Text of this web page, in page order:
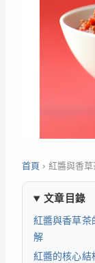
首頁 › 紅醬與香
文章目錄
紅醬與香草茶
解
紅醬的核心結